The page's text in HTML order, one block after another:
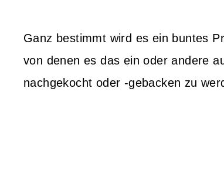
Ganz bestimmt wird es ein buntes
von denen es das ein oder andere
nachgekocht oder -gebacken zu